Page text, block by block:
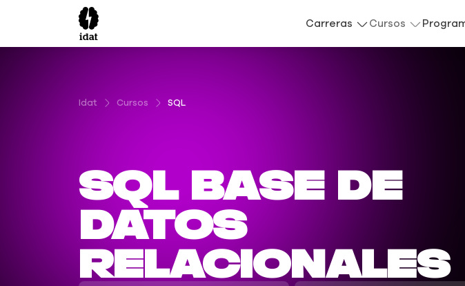
Carreras Cursos
Idat Cursos SQL
SQL Base de
Datos
Relacionales